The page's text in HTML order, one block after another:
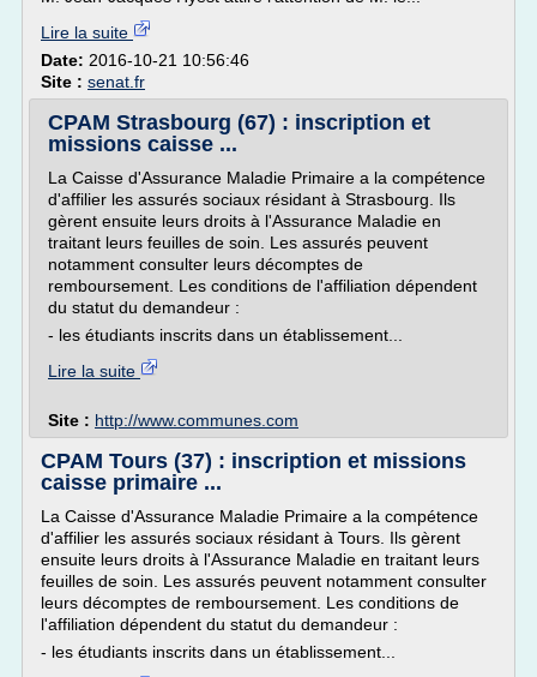
Lire la suite
Date: 2016-10-21 10:56:46
Site : senat.fr
CPAM Strasbourg (67) : inscription et
missions caisse ...
La Caisse d'Assurance Maladie Primaire a la compétence
d'affilier les assurés sociaux résidant à Strasbourg. Ils
gèrent ensuite leurs droits à l'Assurance Maladie en
traitant leurs feuilles de soin. Les assurés peuvent
notamment consulter leurs décomptes de
remboursement. Les conditions de l'affiliation dépendent
du statut du demandeur :
- les étudiants inscrits dans un établissement...
Lire la suite
Site : http://www.communes.com
CPAM Tours (37) : inscription et missions
caisse primaire ...
La Caisse d'Assurance Maladie Primaire a la compétence
d'affilier les assurés sociaux résidant à Tours. Ils gèrent
ensuite leurs droits à l'Assurance Maladie en traitant leurs
feuilles de soin. Les assurés peuvent notamment consulter
leurs décomptes de remboursement. Les conditions de
l'affiliation dépendent du statut du demandeur :
- les étudiants inscrits dans un établissement...